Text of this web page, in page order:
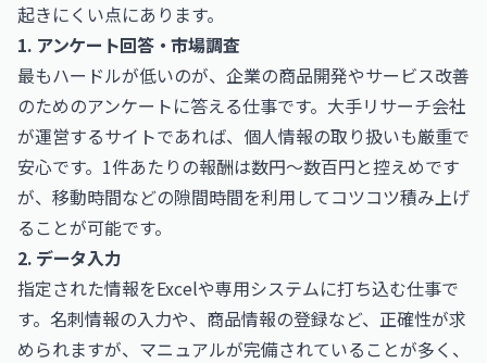
起きにくい点にあります。
1. アンケート回答・市場調査
最もハードルが低いのが、企業の商品開発やサービス改善
のためのアンケートに答える仕事です。大手リサーチ会社
が運営するサイトであれば、個人情報の取り扱いも厳重で
安心です。1件あたりの報酬は数円〜数百円と控えめです
が、移動時間などの隙間時間を利用してコツコツ積み上げ
ることが可能です。
2. データ入力
指定された情報をExcelや専用システムに打ち込む仕事で
す。名刺情報の入力や、商品情報の登録など、正確性が求
められますが、マニュアルが完備されていることが多く、